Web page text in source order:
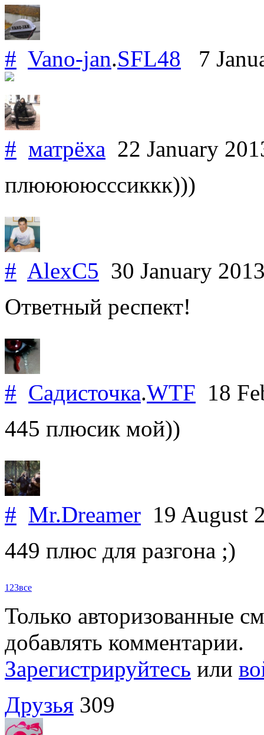
# Vano-jan.SFL48 7
# матрёха 22 January
плююююсссиккк)))
# AlexC5 30 January
Ответный респект!
# Садисточка.WTF 18
445 плюсик мой))
# Mr.Dreamer 19 August
449 плюс для разгона ;)
123все
Только авторизованные
добавлять комментарии.
Зарегистрируйтесь или
Друзья 309